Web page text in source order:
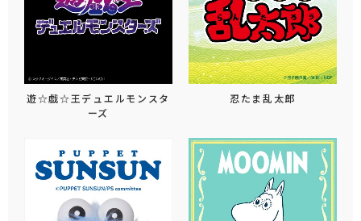
遊☆戯☆王デュエルモンスタ
ーズ
忍たま乱太郎